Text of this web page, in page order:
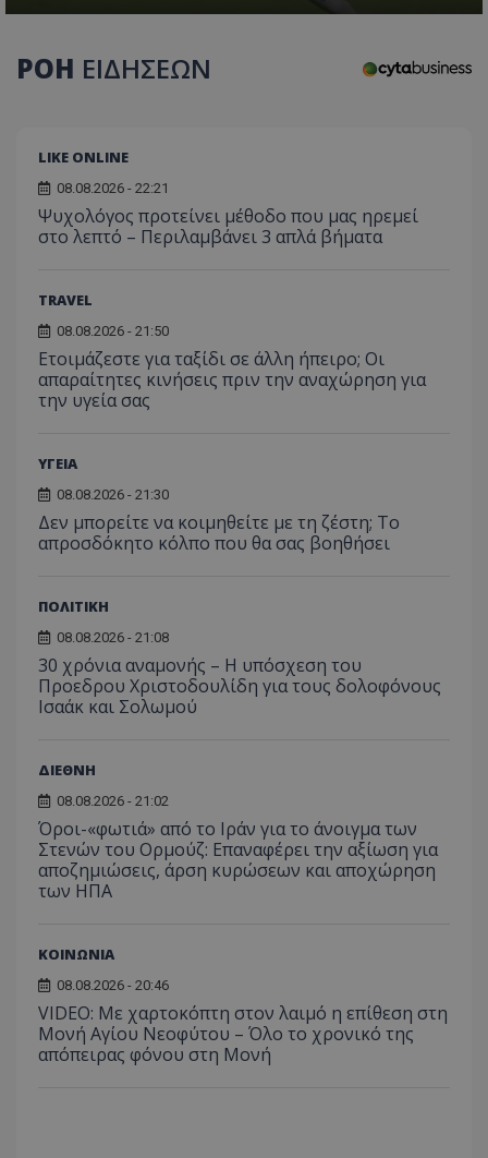
ΡΟΗ ΕΙΔΗΣΕΩΝ
LIKE ONLINE
08.08.2026 - 22:21
Ψυχολόγος προτείνει μέθοδο που μας ηρεμεί
στο λεπτό – Περιλαμβάνει 3 απλά βήματα
TRAVEL
08.08.2026 - 21:50
Ετοιμάζεστε για ταξίδι σε άλλη ήπειρο; Οι
απαραίτητες κινήσεις πριν την αναχώρηση για
την υγεία σας
ΥΓΕΙΑ
08.08.2026 - 21:30
Δεν μπορείτε να κοιμηθείτε με τη ζέστη; Το
απροσδόκητο κόλπο που θα σας βοηθήσει
ΠΟΛΙΤΙΚΗ
08.08.2026 - 21:08
30 χρόνια αναμονής – Η υπόσχεση του
Προεδρου Χριστοδουλίδη για τους δολοφόνους
Ισαάκ και Σολωμού
ΔΙΕΘΝΗ
08.08.2026 - 21:02
Όροι-«φωτιά» από το Ιράν για το άνοιγμα των
Στενών του Ορμούζ: Επαναφέρει την αξίωση για
αποζημιώσεις, άρση κυρώσεων και αποχώρηση
των ΗΠΑ
ΚΟΙΝΩΝΙΑ
08.08.2026 - 20:46
VIDEO: Με χαρτοκόπτη στον λαιμό η επίθεση στη
Μονή Αγίου Νεοφύτου – Όλο το χρονικό της
απόπειρας φόνου στη Μονή
_ga_J7RS52TMNC
μήνας
του